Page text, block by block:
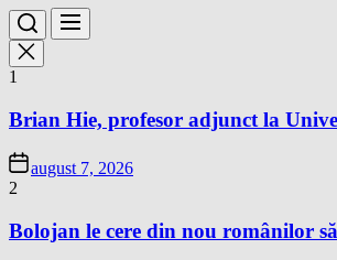
1
Brian Hie, profesor adjunct la
august 7, 2026
2
Bolojan le cere din nou românilor